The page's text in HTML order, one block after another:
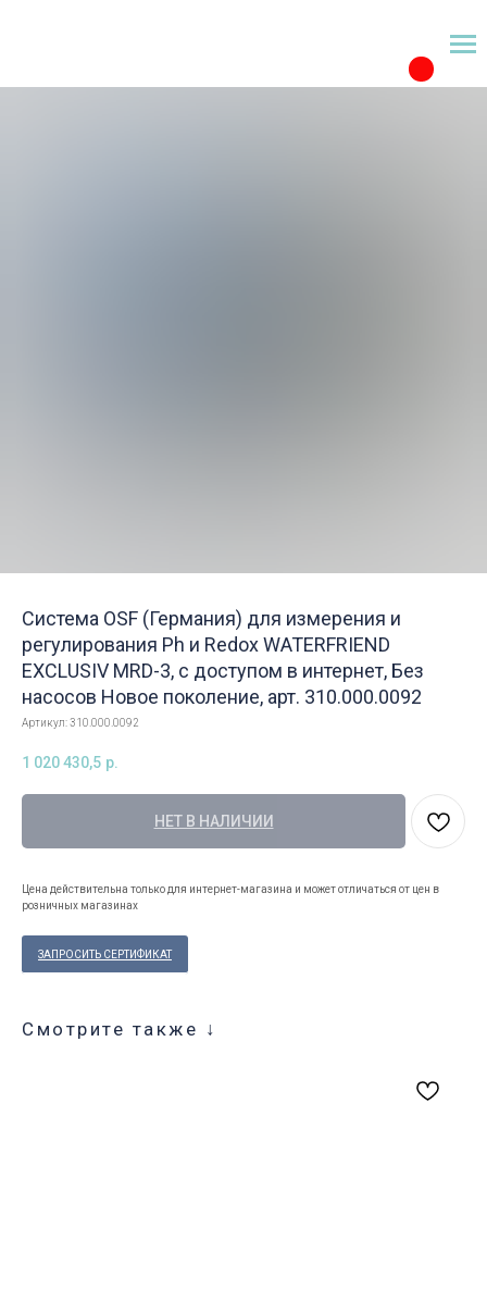
Система OSF (Германия) для измерения и
регулирования Ph и Redox WATERFRIEND
EXCLUSIV MRD-3, с доступом в интернет, Без
насосов Новое поколение, арт. 310.000.0092
Артикул:310.000.0092
1 020 430,5 р.
НЕТ В НАЛИЧИИ
Цена действительна только для интернет-магазина и может отличаться от цен в
розничных магазинах
ЗАПРОСИТЬ СЕРТИФИКАТ
Смотрите также ↓